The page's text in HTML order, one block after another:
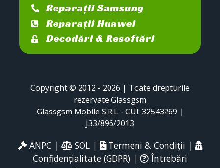
Reparații Samsung
Reparații Huawei
Decodări & Resoftări
Copyright © 2012 - 2026 | Toate drepturile
rezervate Glassgsm
Glassgsm Mobile S.R.L - CUI: 32543269 |
J33/896/2013
ANPC | SOL| Termeni & Condiții |
Confidențialitate (GDPR) |
Întrebări